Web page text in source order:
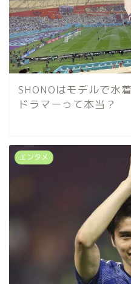
SHONOはモデルで水
ドラマーって本当？
エンタメ